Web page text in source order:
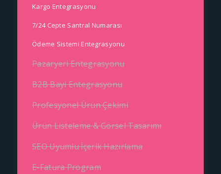
Kargo Entegrasyonu
7/24 Cepte Santral Numarası
Ödeme Sistemi Entegrasyonu
Pazaryeri Entegrasyonu
B2B Bayi Entegrasyonu
Profesyonel Ürün Çekimi
Ürün Listeleme & Görsel Tasarımı
SEO Uyumlu İçerik Hazırlama
E-Fatura Program